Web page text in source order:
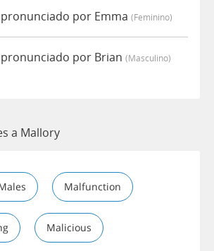
por Emma (feminino)
por Brian (masculino)
a Mallory
Malfunction
Malicious